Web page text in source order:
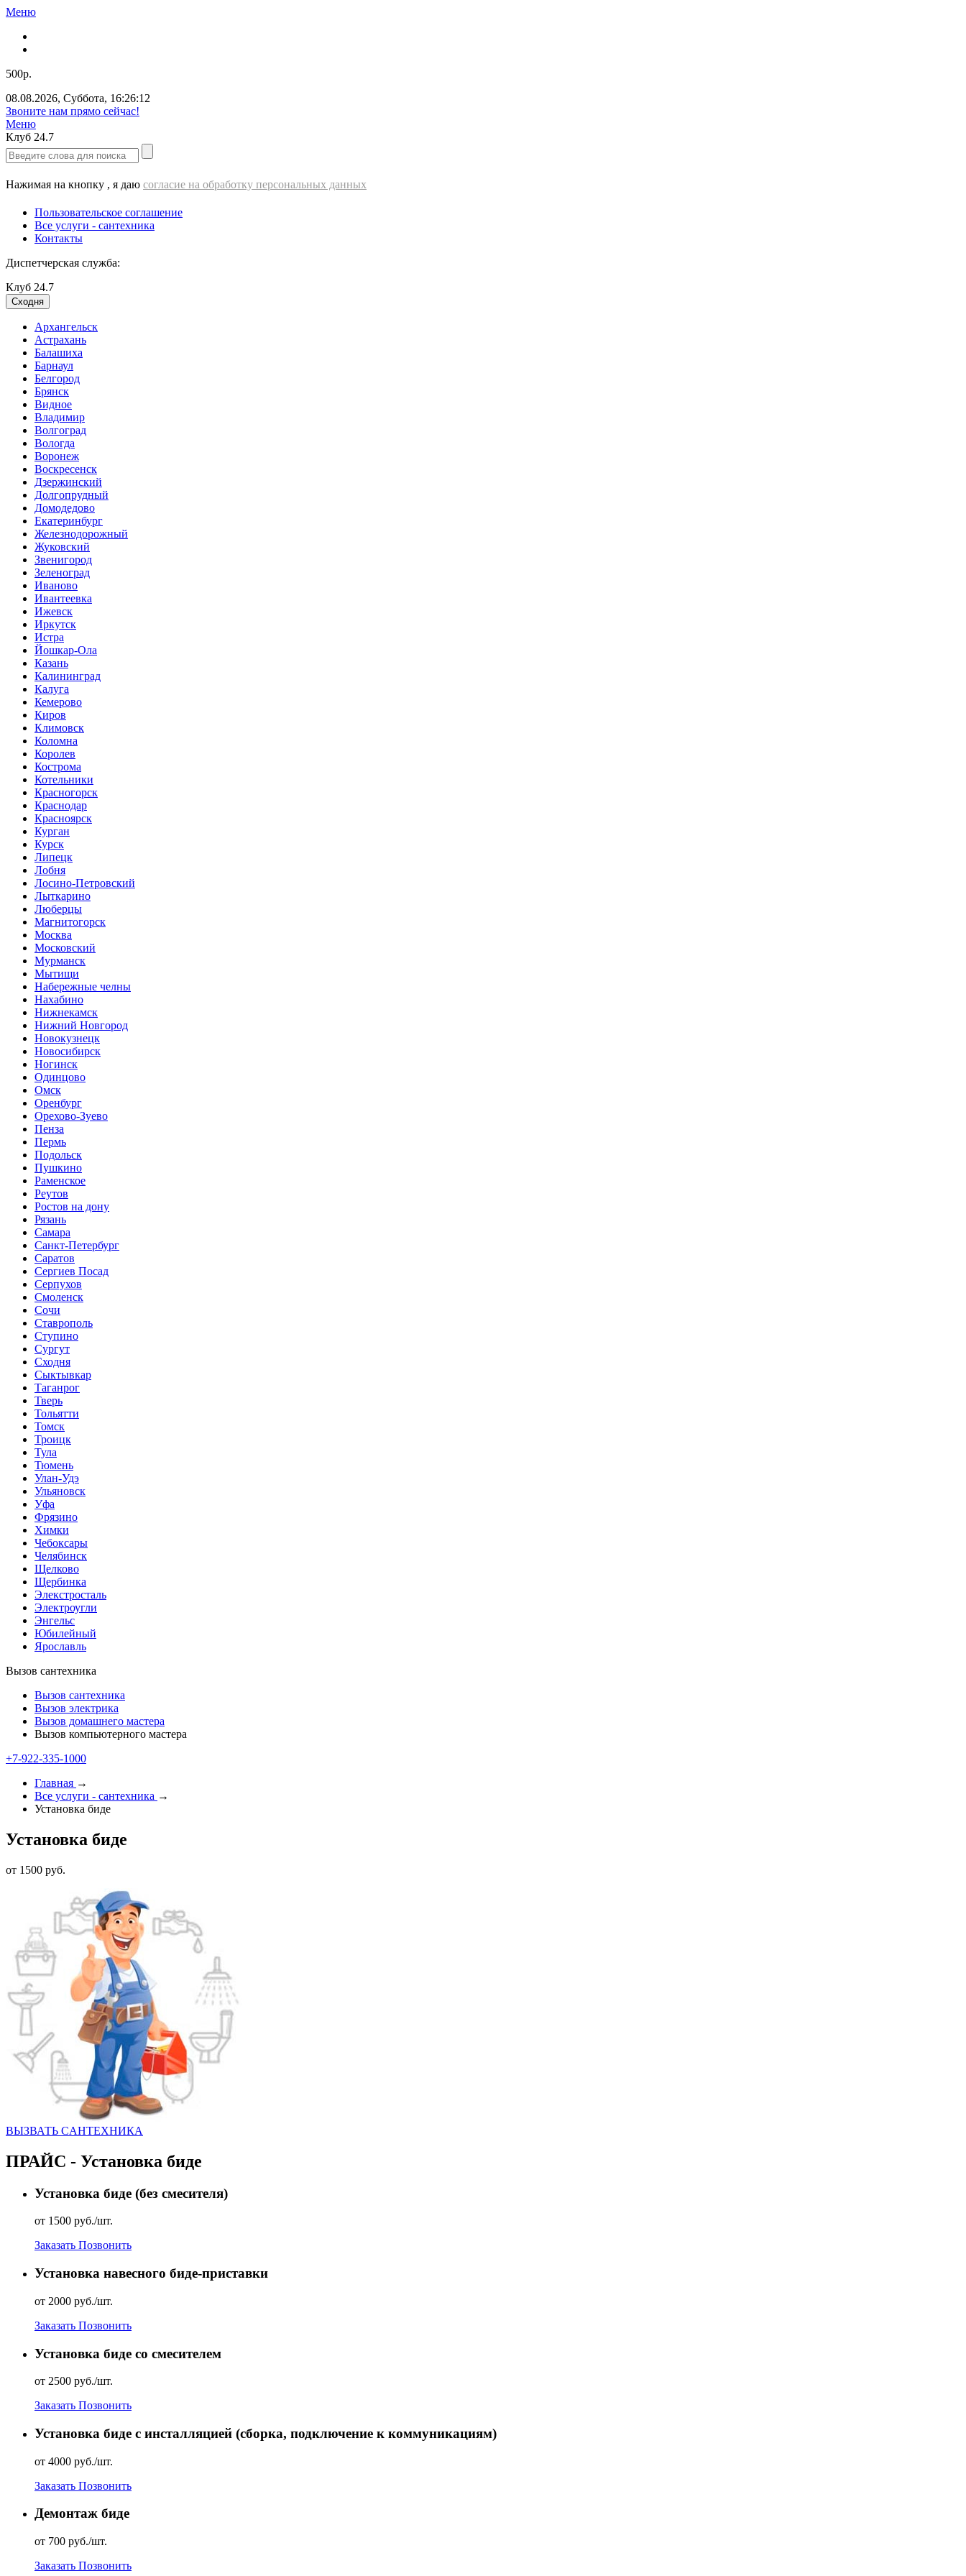
Меню
500р.
08.08.2026, Суббота, 16:26:13
Звоните нам прямо сейчас!
Меню
Клуб 24.7
Нажимая на кнопку , я даю согласие на обработку персональных данных
Пользовательское соглашение
Все услуги - cантехника
Контакты
Диспетчерская служба:
Клуб 24.7
Сходня
Архангельск
Астрахань
Балашиха
Барнаул
Белгород
Брянск
Видное
Владимир
Волгоград
Вологда
Воронеж
Воскресенск
Дзержинский
Долгопрудный
Домодедово
Екатеринбург
Железнодорожный
Жуковский
Звенигород
Зеленоград
Иваново
Ивантеевка
Ижевск
Иркутск
Истра
Йошкар-Ола
Казань
Калининград
Калуга
Кемерово
Киров
Климовск
Коломна
Королев
Кострома
Котельники
Красногорск
Краснодар
Красноярск
Курган
Курск
Липецк
Лобня
Лосино-Петровский
Лыткарино
Люберцы
Магнитогорск
Москва
Московский
Мурманск
Мытищи
Набережные челны
Нахабино
Нижнекамск
Нижний Новгород
Новокузнецк
Новосибирск
Ногинск
Одинцово
Омск
Оренбург
Орехово-Зуево
Пенза
Пермь
Подольск
Пушкино
Раменское
Реутов
Ростов на дону
Рязань
Самара
Санкт-Петербург
Саратов
Сергиев Посад
Серпухов
Смоленск
Сочи
Ставрополь
Ступино
Сургут
Сходня
Сыктывкар
Таганрог
Тверь
Тольятти
Томск
Троицк
Тула
Тюмень
Улан-Удэ
Ульяновск
Уфа
Фрязино
Химки
Чебоксары
Челябинск
Щелково
Щербинка
Элекстросталь
Электроугли
Энгельс
Юбилейный
Ярославль
Вызов сантехника
Вызов сантехника
Вызов электрика
Вызов домашнего мастера
Вызов компьютерного мастера
+7-922-335-1000
Главная →
Все услуги - cантехника →
Установка биде
Установка биде
от 1500 руб.
ВЫЗВАТЬ CАНТЕХНИКА
ПРАЙС - Установка биде
Установка биде (без смесителя)
от 1500 руб./шт.
Заказать Позвонить
Установка навесного биде-приставки
от 2000 руб./шт.
Заказать Позвонить
Установка биде со смесителем
от 2500 руб./шт.
Заказать Позвонить
Установка биде с инсталляцией (сборка, подключение к коммуникациям)
от 4000 руб./шт.
Заказать Позвонить
Демонтаж биде
от 700 руб./шт.
Заказать Позвонить